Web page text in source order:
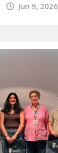
Jun 9, 2026